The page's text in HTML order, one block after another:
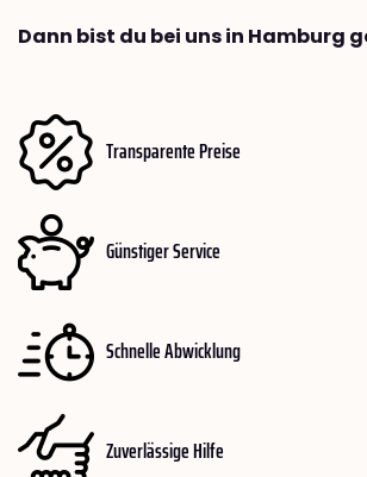
Dann bist du bei uns in Hamburg
Transparente Preise
Günstiger Service
Schnelle Abwicklung
Zuverlässige Hilfe